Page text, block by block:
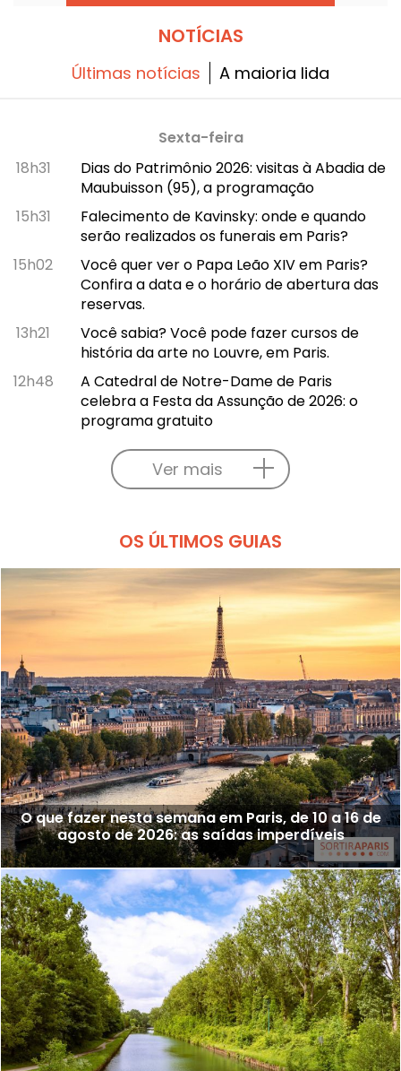
NOTÍCIAS
Últimas notícias A maioria lida
Sexta-feira
18h31
Dias do Patrimônio 2026: visitas à Abadia de
Maubuisson (95), a programação
15h31
Falecimento de Kavinsky: onde e quando
serão realizados os funerais em Paris?
15h02
Você quer ver o Papa Leão XIV em Paris?
Confira a data e o horário de abertura das
reservas.
13h21
Você sabia? Você pode fazer cursos de
história da arte no Louvre, em Paris.
12h48
A Catedral de Notre-Dame de Paris
celebra a Festa da Assunção de 2026: o
programa gratuito
Ver mais
OS ÚLTIMOS GUIAS
O que fazer nesta semana em Paris, de 10 a 16 de
agosto de 2026: as saídas imperdíveis